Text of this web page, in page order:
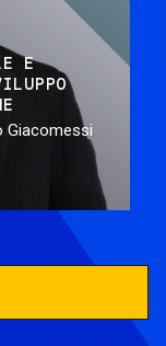
E
Giacomessi